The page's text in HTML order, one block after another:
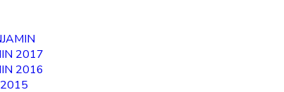
2017
2016